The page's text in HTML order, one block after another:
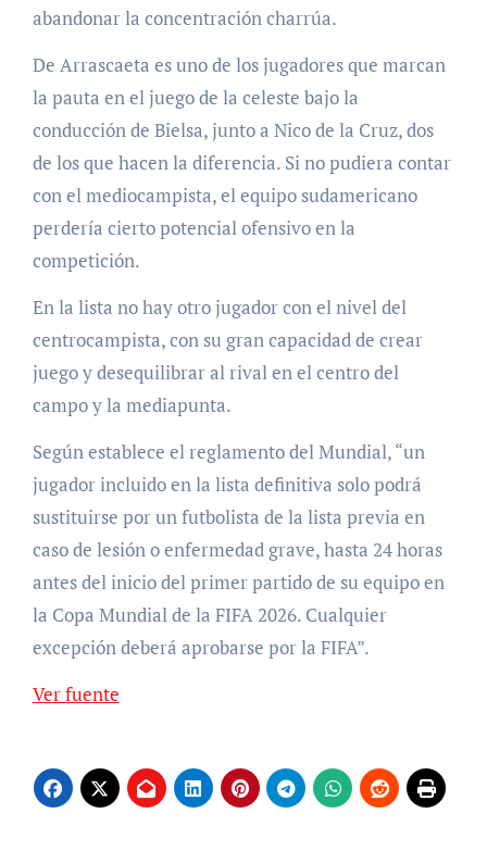
abandonar la concentración charrúa.
De Arrascaeta es uno de los jugadores que marcan
la pauta en el juego de la celeste bajo la
conducción de Bielsa, junto a Nico de la Cruz, dos
de los que hacen la diferencia. Si no pudiera contar
con el mediocampista, el equipo sudamericano
perdería cierto potencial ofensivo en la
competición.
En la lista no hay otro jugador con el nivel del
centrocampista, con su gran capacidad de crear
juego y desequilibrar al rival en el centro del
campo y la mediapunta.
Según establece el reglamento del Mundial, “un
jugador incluido en la lista definitiva solo podrá
sustituirse por un futbolista de la lista previa en
caso de lesión o enfermedad grave, hasta 24 horas
antes del inicio del primer partido de su equipo en
la Copa Mundial de la FIFA 2026. Cualquier
excepción deberá aprobarse por la FIFA”.
Ver fuente